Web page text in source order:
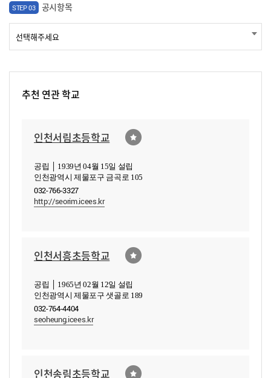
STEP 03 공시항목
추천 연관 학교
인천서림초등학교
공립 │ 1939년 04월 15일 설립
인천광역시 제물포구 금곡로 105
032-766-3327
http://seorim.icees.kr
인천서흥초등학교
공립 │ 1965년 02월 12일 설립
인천광역시 제물포구 샛골로 189
032-764-4404
seoheung.icees.kr
인천송림초등학교